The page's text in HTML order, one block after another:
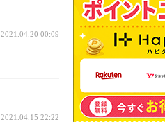
2021.04.20 00:09
2021.04.15 22:22